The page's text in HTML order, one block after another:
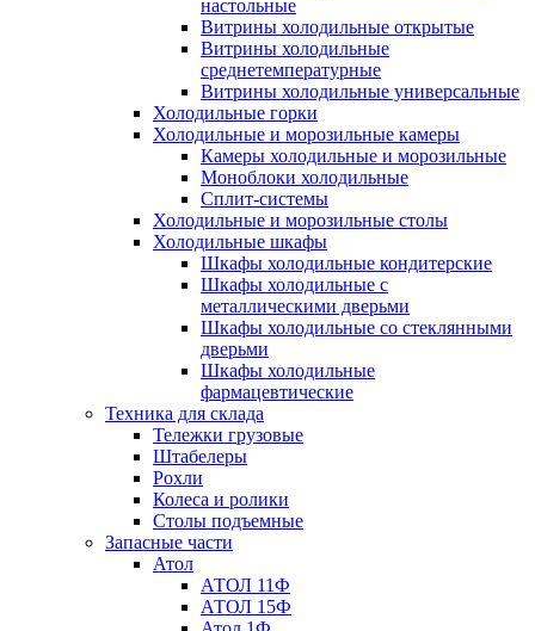
настольные
Витрины холодильные открытые
Витрины холодильные
среднетемпературные
Витрины холодильные универсальные
Холодильные горки
Холодильные и морозильные камеры
Камеры холодильные и морозильные
Моноблоки холодильные
Сплит-системы
Холодильные и морозильные столы
Холодильные шкафы
Шкафы холодильные кондитерские
Шкафы холодильные с
металлическими дверьми
Шкафы холодильные со стеклянными
дверьми
Шкафы холодильные
фармацевтические
Техника для склада
Тележки грузовые
Штабелеры
Рохли
Колеса и ролики
Столы подъемные
Запасные части
Атол
АТОЛ 11Ф
АТОЛ 15Ф